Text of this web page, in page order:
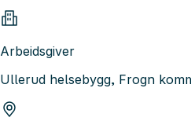
Arbeidsgiver
Ullerud helsebygg, Frogn